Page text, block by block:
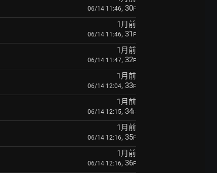
06/14 11:46, 30F
1月前
06/14 11:46, 31 F
1月前
06/14 11:47, 32F
1月前
06/14 12:04, 33F
1月前
06/14 12:15, 34F
1月前
06/14 12:16, 35F
1月前
06/14 12:16, 36F